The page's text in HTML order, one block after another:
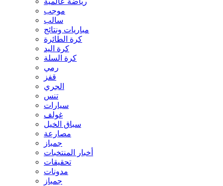
موجب
سالب
مباريات ونتائج
كرة الطائرة
كرة اليد
كرة السلة
رمي
قفز
الجري
تنس
سيارات
غولف
سباق الخيل
مصارعة
جمباز
أخبار المنتخبات
تحقيقات
مدونات
جمباز